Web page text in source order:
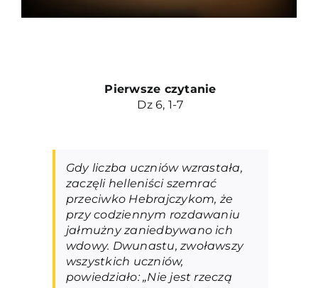
Pierwsze czytanie
Dz 6, 1-7
Gdy liczba uczniów wzrastała,
zaczęli helleniści szemrać
przeciwko Hebrajczykom, że
przy codziennym rozdawaniu
jałmużny zaniedbywano ich
wdowy. Dwunastu, zwoławszy
wszystkich uczniów,
powiedziało: „Nie jest rzeczą